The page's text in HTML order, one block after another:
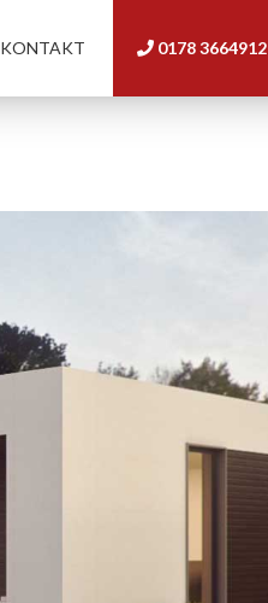
KONTAKT 0178 3664912